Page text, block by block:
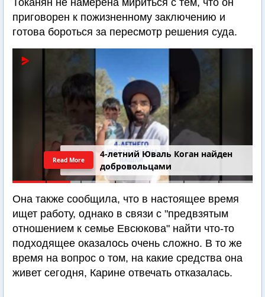
Токанян не намерена мириться с тем, что он
приговорен к пожизненному заключению и
готова бороться за пересмотр решения суда.
4-летний Юваль Коган найден
добровольцами
Read More
Она также сообщила, что в настоящее время
ищет работу, однако в связи с "предвзятым
отношением к семье Евсюкова" найти что-то
подходящее оказалось очень сложно. В то же
время на вопрос о том, на какие средства она
живет сегодня, Карине отвечать отказалась.